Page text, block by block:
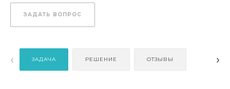
ЗАДАТЬ ВОПРОС
ЗАДАЧА РЕШЕНИЕ ОТЗЫВЫ
‹ ›